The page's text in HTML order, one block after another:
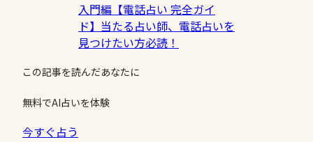
入門編【電話占い 完全ガイ
ド】当たる占い師、電話占いを
見つけたい方必読！
この記事を読んだあなたに
無料でAI占いを体験
今すぐ占う